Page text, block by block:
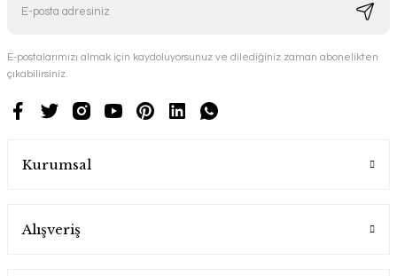
E-postalarımızı almak için kaydoluyorsunuz ve dilediğiniz zaman abonelikten
çıkabilirsiniz.
Kurumsal
Alışveriş